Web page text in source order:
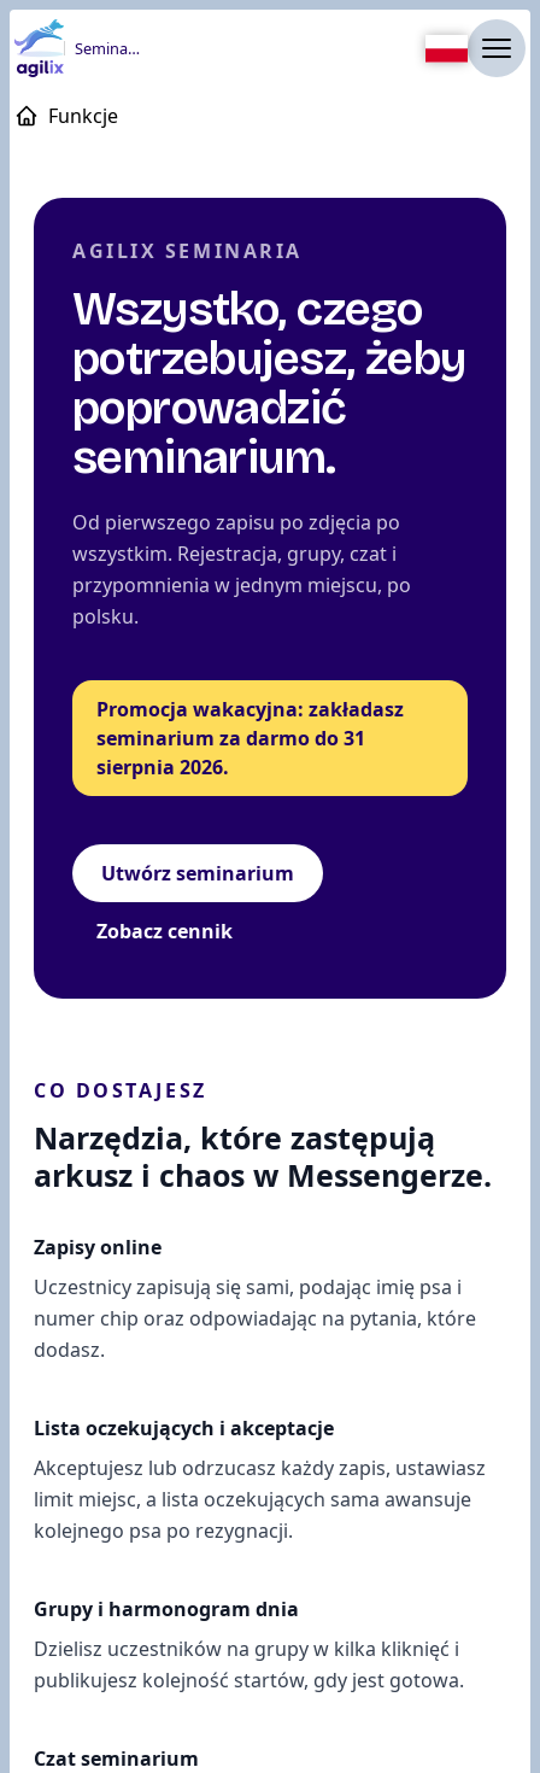
Seminaria
Funkcje
AGILIX SEMINARIA
Wszystko, czego
potrzebujesz, żeby
poprowadzić
seminarium.
Od pierwszego zapisu po zdjęcia po
wszystkim. Rejestracja, grupy, czat i
przypomnienia w jednym miejscu, po
polsku.
Promocja wakacyjna: zakładasz
seminarium za darmo do 31
sierpnia 2026.
Utwórz seminarium
Zobacz cennik
CO DOSTAJESZ
Narzędzia, które zastępują
arkusz i chaos w Messengerze.
Zapisy online
Uczestnicy zapisują się sami, podając imię psa i
numer chip oraz odpowiadając na pytania, które
dodasz.
Lista oczekujących i akceptacje
Akceptujesz lub odrzucasz każdy zapis, ustawiasz
limit miejsc, a lista oczekujących sama awansuje
kolejnego psa po rezygnacji.
Grupy i harmonogram dnia
Dzielisz uczestników na grupy w kilka kliknięć i
publikujesz kolejność startów, gdy jest gotowa.
Czat seminarium